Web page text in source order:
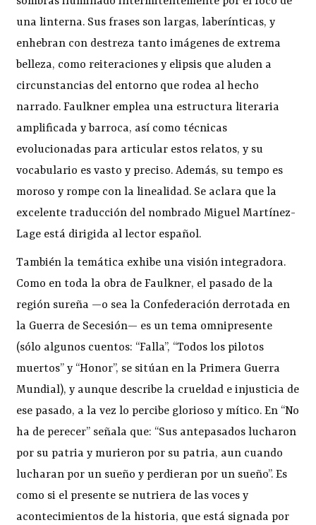
una linterna. Sus frases son largas, laberínticas, y
enhebran con destreza tanto imágenes de extrema
belleza, como reiteraciones y elipsis que aluden a
circunstancias del entorno que rodea al hecho
narrado. Faulkner emplea una estructura literaria
amplificada y barroca, así como técnicas
evolucionadas para articular estos relatos, y su
vocabulario es vasto y preciso. Además, su tempo es
moroso y rompe con la linealidad. Se aclara que la
excelente traducción del nombrado Miguel Martínez-
Lage está dirigida al lector español.
También la temática exhibe una visión integradora.
Como en toda la obra de Faulkner, el pasado de la
región sureña —o sea la Confederación derrotada en
la Guerra de Secesión— es un tema omnipresente
(sólo algunos cuentos: “Falla”, “Todos los pilotos
muertos” y “Honor”, se sitúan en la Primera Guerra
Mundial), y aunque describe la crueldad e injusticia de
ese pasado, a la vez lo percibe glorioso y mítico. En “No
ha de perecer” señala que: “Sus antepasados lucharon
por su patria y murieron por su patria, aun cuando
lucharan por un sueño y perdieran por un sueño”. Es
como si el presente se nutriera de las voces y
acontecimientos de la historia, que está signada por